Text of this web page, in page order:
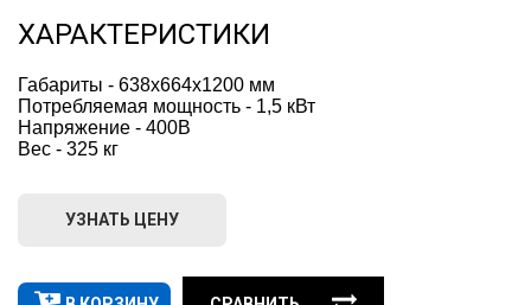
ХАРАКТЕРИСТИКИ
Габариты - 638x664x1200 мм
Потребляемая мощность - 1,5 кВт
Напряжение - 400В
Вес - 325 кг
УЗНАТЬ ЦЕНУ